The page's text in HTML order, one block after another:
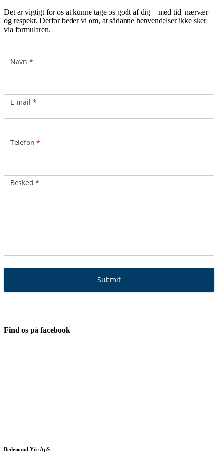
Det er vigtigt for os at kunne tage os godt af dig – med tid, nærvær
og respekt. Derfor beder vi om, at sådanne henvendelser ikke sker
via formularen.
Navn *
E-mail *
Telefon *
Besked *
Submit
Find os på facebook
Bedemand Yde ApS